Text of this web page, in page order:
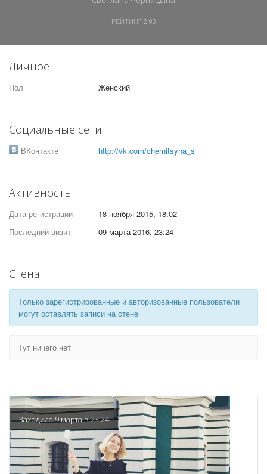
РЕЙТИНГ 2.00
Личное
Пол Женский
Социальные сети
ВКонтакте http://vk.com/chernitsyna_s
Активность
Дата регистрации
18 ноября 2015, 18:02
Последний визит
09 марта 2016, 23:24
Стена
Только зарегистрированные и авторизованные пользователи
могут оставлять записи на стене
Тут ничего нет
Заходила 9 марта в 23:24